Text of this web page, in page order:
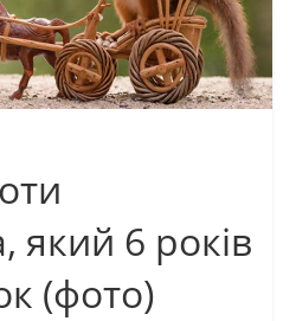
який 6 років
(фото)